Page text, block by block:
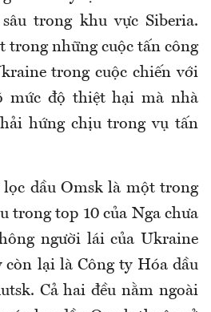
trong khu vực Siberia.
trong những cuộc tấn công
trong cuộc chiến với
mức độ thiệt hại mà nhà
hứng chịu trong vụ tấn
lọc dầu Omsk là một trong
trong top 10 của Nga chưa
người lái của Ukraine
còn lại là Công ty Hóa dầu
Cả hai đều nằm ngoài